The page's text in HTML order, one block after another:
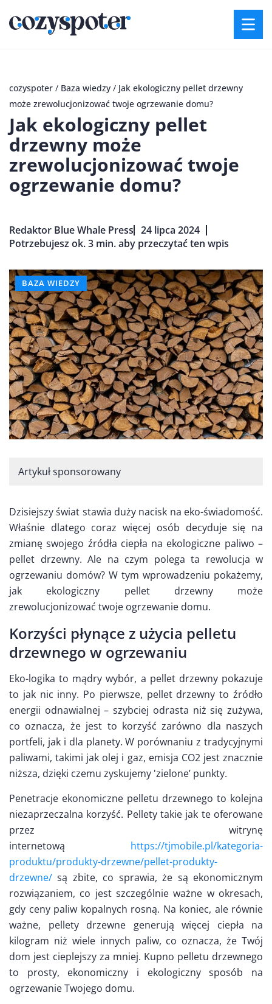
cozyspoter / Baza wiedzy / Jak ekologiczny pellet drzewny
może zrewolucjonizować twoje ogrzewanie domu?
Jak ekologiczny pellet
drzewny może
zrewolucjonizować twoje
ogrzewanie domu?
Redaktor Blue Whale Press 24 lipca 2024
Potrzebujesz ok. 3 min. aby przeczytać ten wpis
BAZA WIEDZY
Artykuł sponsorowany
Dzisiejszy świat stawia duży nacisk na eko-świadomość.
Właśnie dlatego coraz więcej osób decyduje się na
zmianę swojego źródła ciepła na ekologiczne paliwo –
pellet drzewny. Ale na czym polega ta rewolucja w
ogrzewaniu domów? W tym wprowadzeniu pokażemy,
jak ekologiczny pellet drzewny może
zrewolucjonizować twoje ogrzewanie domu.
Korzyści płynące z użycia pelletu
drzewnego w ogrzewaniu
Eko-logika to mądry wybór, a pellet drzewny pokazuje
to jak nic inny. Po pierwsze, pellet drzewny to źródło
energii odnawialnej – szybciej odrasta niż się zużywa,
co oznacza, że jest to korzyść zarówno dla naszych
portfeli, jak i dla planety. W porównaniu z tradycyjnymi
paliwami, takimi jak olej i gaz, emisja CO2 jest znacznie
niższa, dzięki czemu zyskujemy 'zielone’ punkty.
Penetracje ekonomiczne pelletu drzewnego to kolejna
niezaprzeczalna korzyść. Pellety takie jak te oferowane
przez witrynę
internetową https://tjmobile.pl/kategoria-
produktu/produkty-drzewne/pellet-produkty-
drzewne/ są zbite, co sprawia, że są ekonomicznym
rozwiązaniem, co jest szczególnie ważne w okresach,
gdy ceny paliw kopalnych rosną. Na koniec, ale równie
ważne, pellety drzewne generują więcej ciepła na
kilogram niż wiele innych paliw, co oznacza, że Twój
dom jest cieplejszy za mniej. Kupno pelletu drzewnego
to prosty, ekonomiczny i ekologiczny sposób na
ogrzewanie Twojego domu.